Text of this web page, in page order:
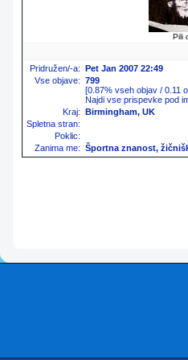
Pili
Pridružen/-a: Pet Jan 2007 22:49
Vse objave: 799
[0.87% vseh objav / 0.11
Najdi vse prispevke pod
Kraj: Birmingham, UK
Spletna stran:
Poklic:
Zanima me: Športna znanost,